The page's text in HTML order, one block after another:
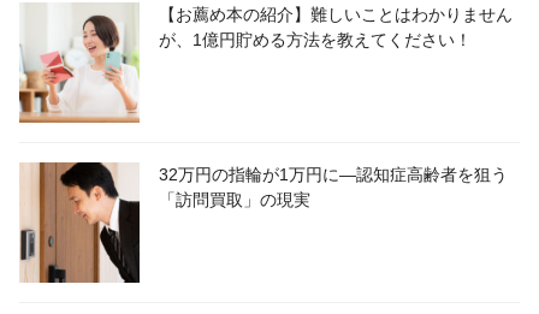
【お薦め本の紹介】難しいことはわかりません
が、1億円貯める方法を教えてください！
32万円の指輪が1万円に―認知症高齢者を狙う
「訪問買取」の現実